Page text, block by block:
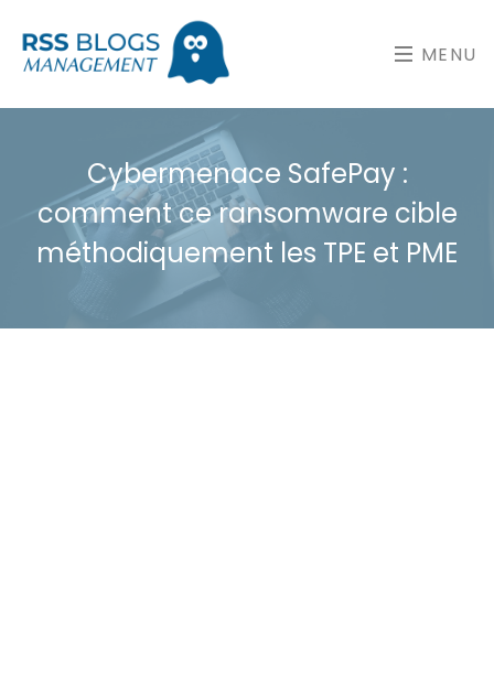
MENU
Cybermenace SafePay :
comment ce ransomware cible
méthodiquement les TPE et PME